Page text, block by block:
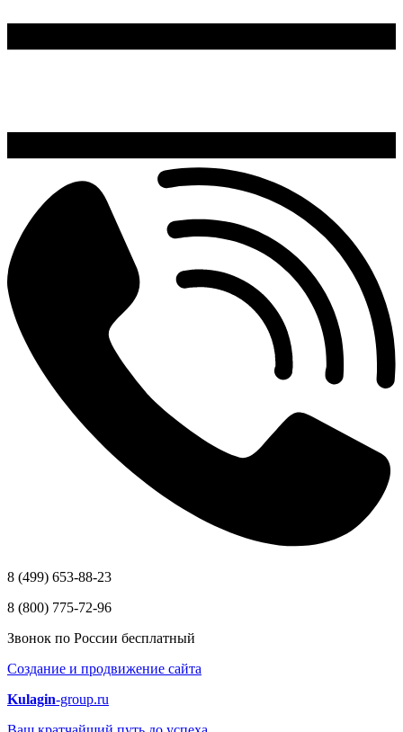
8 (499) 653-88-23
8 (800) 775-72-96
Звонок по России бесплатный
Создание и продвижение сайта
Kulagin-group.ru